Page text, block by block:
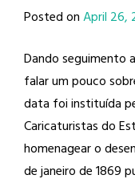
Posted onApril 26,
Dando seguimento
falar um pouco
data foi instituída
Caricaturistas do
homenagear o
de janeiro de 1869